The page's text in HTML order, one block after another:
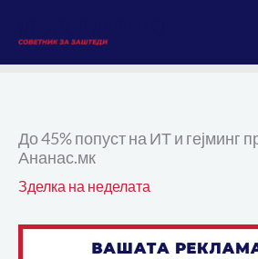
content
До 45% попуст на ИТ и гејминг
Ананас.мк
Зделка на неделата